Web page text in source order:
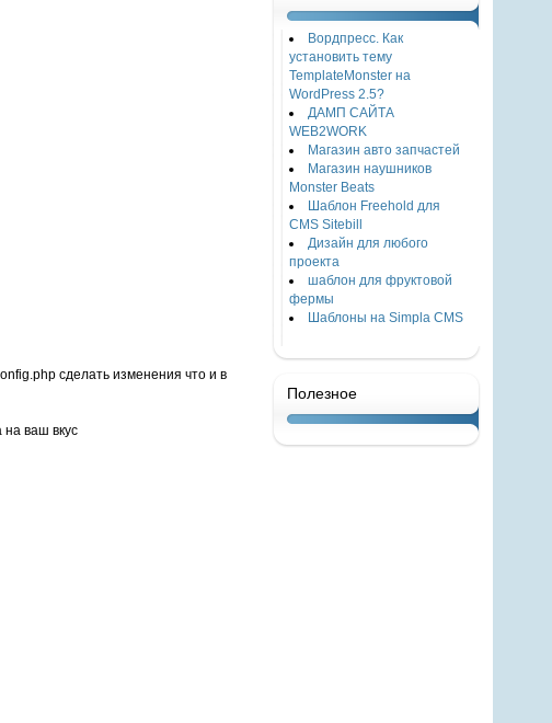
сделать изменения что и в
на ваш вкус
Вордпресс. Как
установить тему
TemplateMonster на
WordPress 2.5?
ДАМП САЙТА
WEB2WORK
Магазин авто запчастей
Магазин наушников
Monster Beats
Шаблон Freehold для
CMS Sitebill
Дизайн для любого
проекта
шаблон для фруктовой
фермы
Шаблоны на Simpla CMS
Полезное